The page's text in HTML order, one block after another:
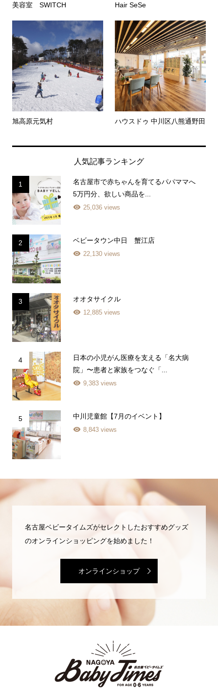
美容室 SWITCH Hair SeSe
旭高原元気村 ハウスドゥ 中川区八熊通野田
人気記事ランキング
1
名古屋市で赤ちゃんを育てるパパママへ
5万円分、欲しい商品を...
25,036 views
2 ベビータウン中日 蟹江店
22,130 views
3 オオタサイクル
12,885 views
4
日本の小児がん医療を支える「名大病
院」〜患者と家族をつなぐ「...
9,383 views
5 中川児童館【7月のイベント】
8,843 views
名古屋ベビータイムズがセレクトしたおすすめグッズ
のオンラインショッピングを始めました！
オンラインショップ